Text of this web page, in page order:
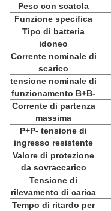
Peso con scatola
Funzione specifica
Tipo di batteria
idoneo
Corrente nominale di
scarico
tensione nominale di
funzionamento B+B-
Corrente di partenza
massima
P+P- tensione di
ingresso resistente
Valore di protezione
da sovraccarico
Tensione di
rilevamento di carica
Tempo di ritardo per